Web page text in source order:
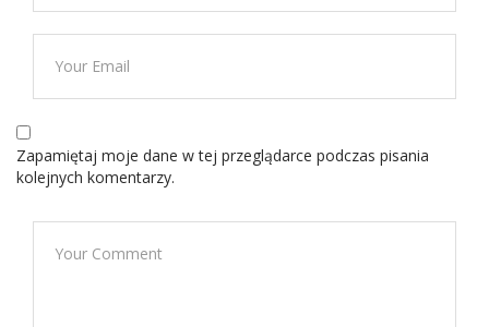
Zapamiętaj moje dane w tej przeglądarce podczas pisania
kolejnych komentarzy.